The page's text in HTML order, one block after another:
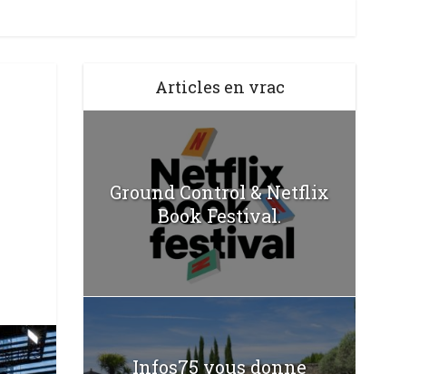
Articles en vrac
Ground Control & Netflix
Book Festival.
Infos75 vous donne